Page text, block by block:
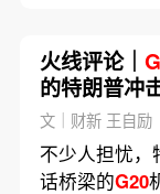
火线评论｜
的特朗普冲
文｜财新 王自励
不少人担忧，
话桥梁的G20